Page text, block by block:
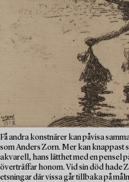
Få andra konstnärer kan påvisa
som Anders Zorn. Mer kan knappast
akvarell, hans lätthet med en pensel
överträffar honom. Vid sin död hade
etsningar där vissa går tillbaka på